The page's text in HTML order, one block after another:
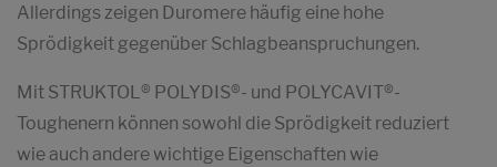
Allerdings zeigen Duromere häufig eine hohe
Sprödigkeit gegenüber Schlagbeanspruchungen.
Mit STRUKTOL® POLYDIS®- und POLYCAVIT®-
Toughenern können sowohl die Sprödigkeit reduziert
wie auch andere wichtige Eigenschaften wie